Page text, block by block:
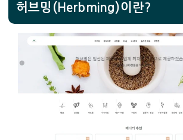
허브밍(Herbming)이란?